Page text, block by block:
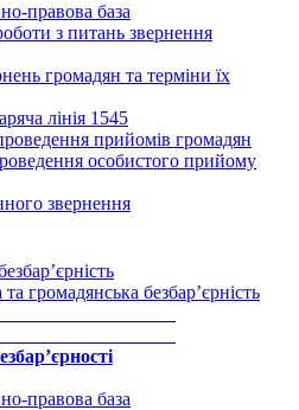
правова база
з питань звернення
громадян та терміни їх
лінія 1545
прийомів громадян
особистого прийому
звернення
громадянська безбар’єрність
правова база